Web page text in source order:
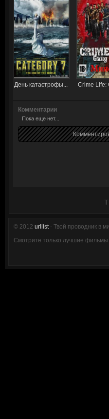
День катастрофы... Crime Life:
Комментарии
Пока еще нет...
© 2012 urllist- Твой проводник в
Смотрите только лучшие фильмы